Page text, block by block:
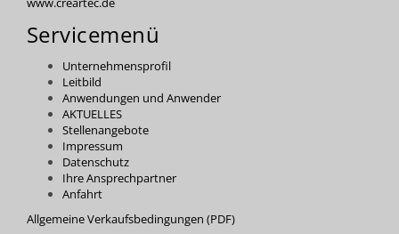
Servicemenü
Unternehmensprofil
Leitbild
Anwendungen und Anwender
AKTUELLES
Stellenangebote
Impressum
Datenschutz
Ihre Ansprechpartner
Anfahrt
Allgemeine Verkaufsbedingungen (PDF)